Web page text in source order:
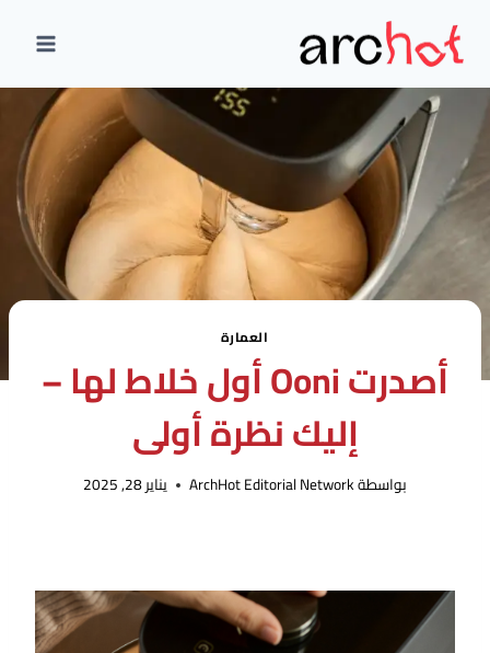
المحتوى
العمارة
أصدرت Ooni أول خلاط لها –
إليك نظرة أولى
بواسطةArchHot Editorial Network يناير 28, 2025